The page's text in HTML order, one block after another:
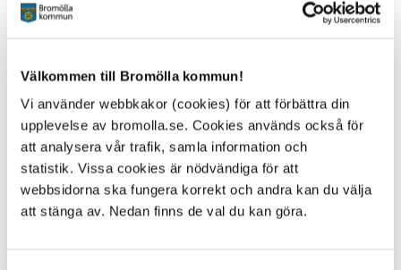
Välkommen till Bromölla kommun!
Vi använder webbkakor (cookies) för att förbättra din
upplevelse av bromolla.se. Cookies används också för
att analysera vår trafik, samla information och
statistik. Vissa cookies är nödvändiga för att
webbsidorna ska fungera korrekt och andra kan du välja
att stänga av. Nedan finns de val du kan göra.
Relaterad information
Informationsfolder parkeringstillstånd
Transportstyrelsens information om
parkeringstillstånd för rörelsehindrade